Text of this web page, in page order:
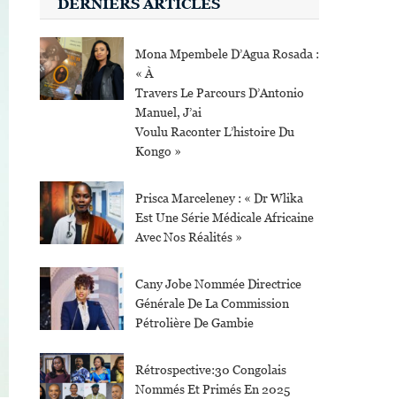
DERNIERS ARTICLES
Mona Mpembele D’Agua Rosada :
« À
Travers Le Parcours D’Antonio
Manuel, J’ai
Voulu Raconter L’histoire Du
Kongo »
Prisca Marceleney : « Dr Wlika
Est Une Série Médicale Africaine
Avec Nos Réalités »
Cany Jobe Nommée Directrice
Générale De La Commission
Pétrolière De Gambie
Rétrospective:30 Congolais
Nommés Et Primés En 2025